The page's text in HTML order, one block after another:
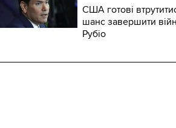
США готові
шанс завершити
Рубіо